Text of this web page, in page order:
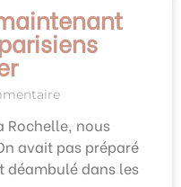
Rochelle, nous
avait pas préparé
déambulé dans les